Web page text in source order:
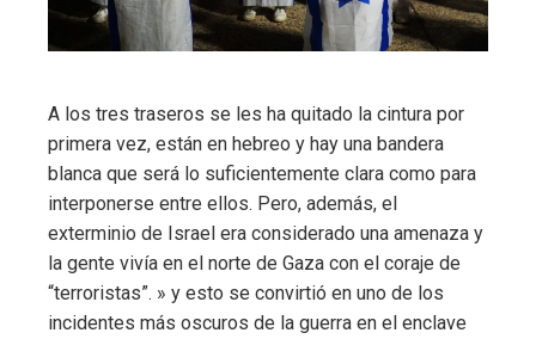
A los tres traseros se les ha quitado la cintura por
primera vez, están en hebreo y hay una bandera
blanca que será lo suficientemente clara como para
interponerse entre ellos. Pero, además, el
exterminio de Israel era considerado una amenaza y
la gente vivía en el norte de Gaza con el coraje de
“terroristas”. » y esto se convirtió en uno de los
incidentes más oscuros de la guerra en el enclave